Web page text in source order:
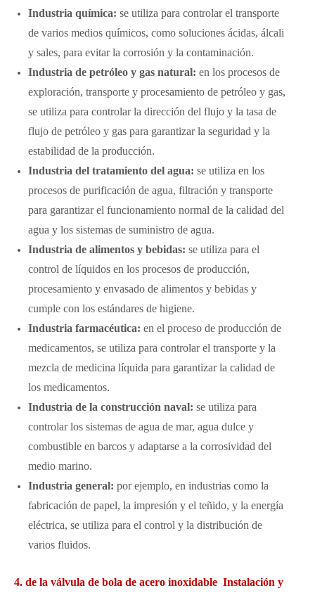
Industria química: se utiliza para controlar el transporte
de varios medios químicos, como soluciones ácidas, álcali
y sales, para evitar la corrosión y la contaminación.
Industria de petróleo y gas natural: en los procesos de
exploración, transporte y procesamiento de petróleo y gas,
se utiliza para controlar la dirección del flujo y la tasa de
flujo de petróleo y gas para garantizar la seguridad y la
estabilidad de la producción.
Industria del tratamiento del agua: se utiliza en los
procesos de purificación de agua, filtración y transporte
para garantizar el funcionamiento normal de la calidad del
agua y los sistemas de suministro de agua.
Industria de alimentos y bebidas: se utiliza para el
control de líquidos en los procesos de producción,
procesamiento y envasado de alimentos y bebidas y
cumple con los estándares de higiene.
Industria farmacéutica: en el proceso de producción de
medicamentos, se utiliza para controlar el transporte y la
mezcla de medicina líquida para garantizar la calidad de
los medicamentos.
Industria de la construcción naval: se utiliza para
controlar los sistemas de agua de mar, agua dulce y
combustible en barcos y adaptarse a la corrosividad del
medio marino.
Industria general: por ejemplo, en industrias como la
fabricación de papel, la impresión y el teñido, y la energía
eléctrica, se utiliza para el control y la distribución de
varios fluidos.
4. de la válvula de bola de acero inoxidable Instalación y